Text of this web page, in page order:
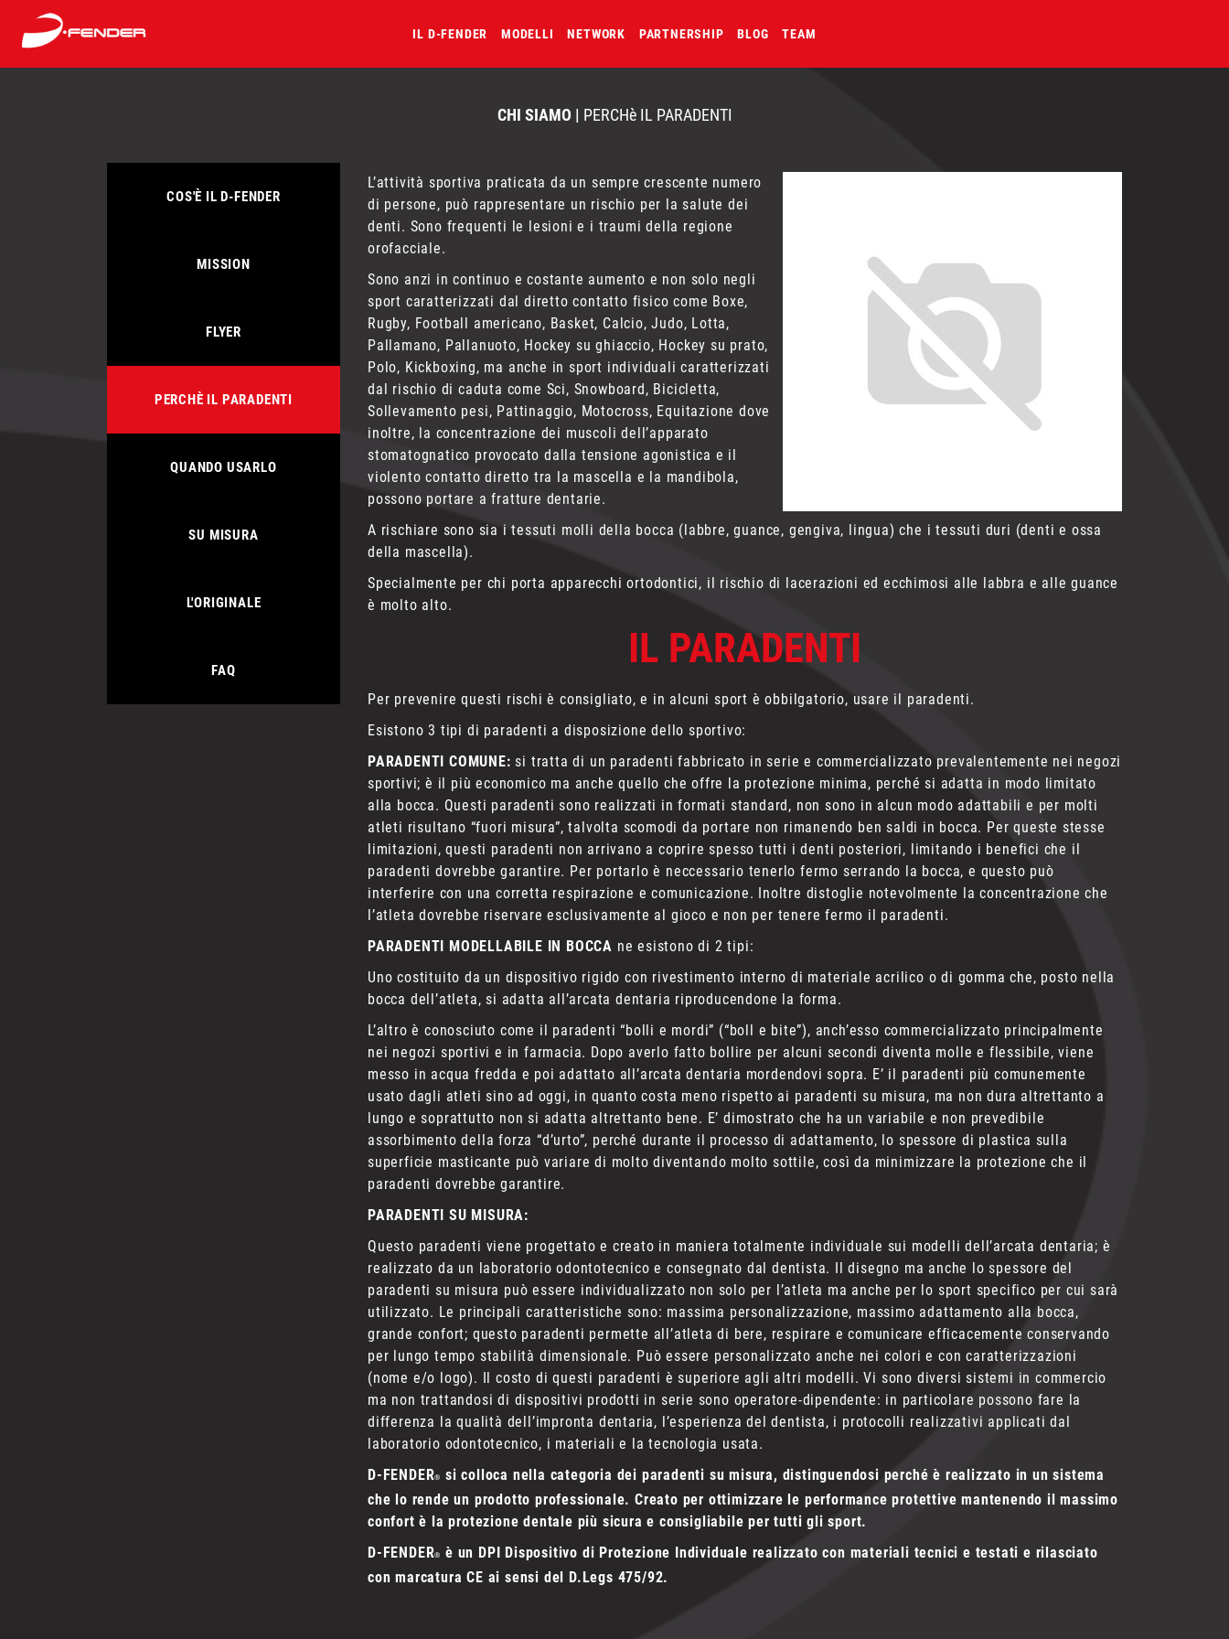
IL D-FENDER MODELLI NETWORK PARTNERSHIP BLOG TEAM
CHI SIAMO | PERCHè IL PARADENTI
COS'È IL D-FENDER
MISSION
FLYER
PERCHÈ IL PARADENTI
QUANDO USARLO
SU MISURA
L'ORIGINALE
FAQ
L’attività sportiva praticata da un sempre crescente numero
di persone, può rappresentare un rischio per la salute dei
denti. Sono frequenti le lesioni e i traumi della regione
orofacciale.
Sono anzi in continuo e costante aumento e non solo negli
sport caratterizzati daldiretto contatto fisico come Boxe,
Rugby, Football americano, Basket, Calcio, Judo, Lotta,
Pallamano, Pallanuoto, Hockey su ghiaccio, Hockey su prato,
Polo, Kickboxing, ma anche in sport individuali caratterizzati
dal rischio di caduta come Sci, Snowboard, Bicicletta,
Sollevamento pesi, Pattinaggio, Motocross, Equitazione dove
inoltre, la concentrazione dei muscoli dell’apparato
stomatognatico provocato dalla tensione agonistica e il
violento contatto diretto tra la mascella e la mandibola,
possono portare a fratture dentarie.
A rischiare sono sia i tessuti molli della bocca (labbre, guance, gengiva, lingua) che i tessuti duri (denti e ossa
della mascella).
Specialmente per chi porta apparecchi ortodontici, il rischio di lacerazioni ed ecchimosi alle labbra e alle guance
è molto alto.
IL PARADENTI
Per prevenire questi rischi è consigliato, e in alcuni sport è obbilgatorio, usare il paradenti.
Esistono 3 tipi di paradenti a disposizione dello sportivo:
PARADENTI COMUNE: si tratta di un paradenti fabbricato in serie e commercializzato prevalentemente nei negozi
sportivi; è il più economico ma anche quello che offre la protezione minima, perché si adatta in modo limitato
alla bocca. Questi paradenti sono realizzati in formati standard, non sono in alcun modo adattabili e per molti
atleti risultano “fuori misura”, talvolta scomodi da portare non rimanendo ben saldi in bocca. Per queste stesse
limitazioni, questi paradenti non arrivano a coprire spesso tutti i denti posteriori, limitando i benefici che il
paradenti dovrebbe garantire. Per portarlo è neccessario tenerlo fermo serrando la bocca, e questo può
interferire con una corretta respirazione e comunicazione. Inoltre distoglie notevolmente la concentrazione che
l’atleta dovrebbe riservare esclusivamente al gioco e non per tenere fermo il paradenti.
PARADENTI MODELLABILE IN BOCCA ne esistono di 2 tipi:
Uno costituito da un dispositivo rigido con rivestimento interno di materiale acrilico o di gomma che, posto nella
bocca dell’atleta, si adatta all’arcata dentaria riproducendone la forma.
L’altro è conosciuto come il paradenti “bolli e mordi” (“boll e bite”), anch’esso commercializzato principalmente
nei negozi sportivi e in farmacia. Dopo averlo fatto bollire per alcuni secondi diventa molle e flessibile, viene
messo in acqua fredda e poi adattato all’arcata dentaria mordendovi sopra. E’ il paradenti più comunemente
usato dagli atleti sino ad oggi, in quanto costa meno rispetto ai paradenti su misura, ma non dura altrettanto a
lungo e soprattutto non si adatta altrettanto bene. E’ dimostrato che ha un variabile e non prevedibile
assorbimento della forza “d’urto”, perché durante il processo di adattamento, lo spessore di plastica sulla
superficie masticante può variare di molto diventando molto sottile, così da minimizzare la protezione che il
paradenti dovrebbe garantire.
PARADENTI SU MISURA:
Questo paradenti viene progettato e creato in maniera totalmente individuale sui modelli dell’arcata dentaria; è
realizzato da un laboratorio odontotecnico e consegnato dal dentista. Il disegno ma anche lo spessore del
paradenti su misura può essere individualizzato non solo per l’atleta ma anche per lo sport specifico per cui sarà
utilizzato. Le principali caratteristiche sono: massima personalizzazione, massimo adattamento alla bocca,
grande confort; questo paradenti permette all’atleta di bere, respirare e comunicare efficacemente conservando
per lungo tempo stabilità dimensionale. Può essere personalizzato anche nei colori e con caratterizzazioni
(nome e/o logo). Il costo di questi paradenti è superiore agli altri modelli. Vi sono diversi sistemi in commercio
ma non trattandosi di dispositivi prodotti in serie sono operatore-dipendente: in particolare possono fare la
differenza la qualità dell’impronta dentaria, l’esperienza del dentista, i protocolli realizzativi applicati dal
laboratorio odontotecnico, i materiali e la tecnologia usata.
D-FENDER®
si colloca nella categoria dei paradenti su misura, distinguendosi perché è realizzato in un sistema
che lo rende un prodotto professionale. Creato per ottimizzare le performance protettive mantenendo il massimo
confort è la protezione dentale più sicura e consigliabile per tutti gli sport.
D-FENDER®
è un DPI Dispositivo di Protezione Individuale realizzato con materiali tecnici e testati e rilasciato
con marcatura CE ai sensi del D.Legs 475/92.